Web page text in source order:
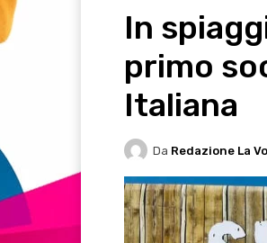
In
primo
Italiana
Da Redazione La